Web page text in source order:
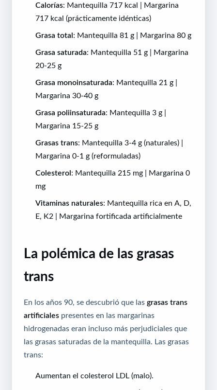
Calorías: Mantequilla 717 kcal | Margarina
717 kcal (prácticamente idénticas)
Grasa total: Mantequilla 81 g | Margarina 80 g
Grasa saturada: Mantequilla 51 g | Margarina
20-25 g
Grasa monoinsaturada: Mantequilla 21 g |
Margarina 30-40 g
Grasa poliinsaturada: Mantequilla 3 g |
Margarina 15-25 g
Grasas trans: Mantequilla 3-4 g (naturales) |
Margarina 0-1 g (reformuladas)
Colesterol: Mantequilla 215 mg | Margarina 0
mg
Vitaminas naturales: Mantequilla rica en A, D,
E, K2 | Margarina fortificada artificialmente
La polémica de las grasas
trans
En los años 90, se descubrió que las grasas trans
artificiales presentes en las margarinas
hidrogenadas eran incluso más perjudiciales que
las grasas saturadas de la mantequilla. Las grasas
trans:
Aumentan el colesterol LDL (malo).